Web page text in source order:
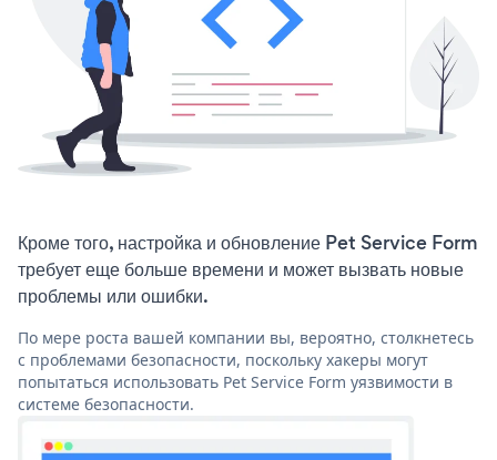
Кроме того, настройка и обновление Pet Service Form
требует еще больше времени и может вызвать новые
проблемы или ошибки.
По мере роста вашей компании вы, вероятно, столкнетесь
с проблемами безопасности, поскольку хакеры могут
попытаться использовать Pet Service Form уязвимости в
системе безопасности.